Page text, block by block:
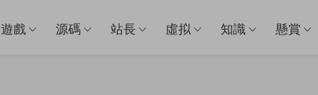
遊戲 源碼 站長 虛拟 知識 懸賞